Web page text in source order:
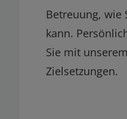
Betreuung, wie
kann.
Sie mit
Zielsetzungen.